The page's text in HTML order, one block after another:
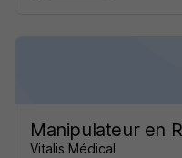
Manipulateur en
Vitalis Médical